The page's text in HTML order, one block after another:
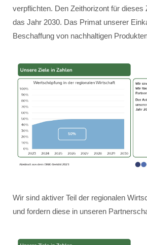
verpflichten. Den Zeithorizont für dieses
das Jahr 2030. Das Primat unserer
Beschaffung von nachhaltigen
Wir sind aktiver Teil der regionalen
und fordern diese in unseren